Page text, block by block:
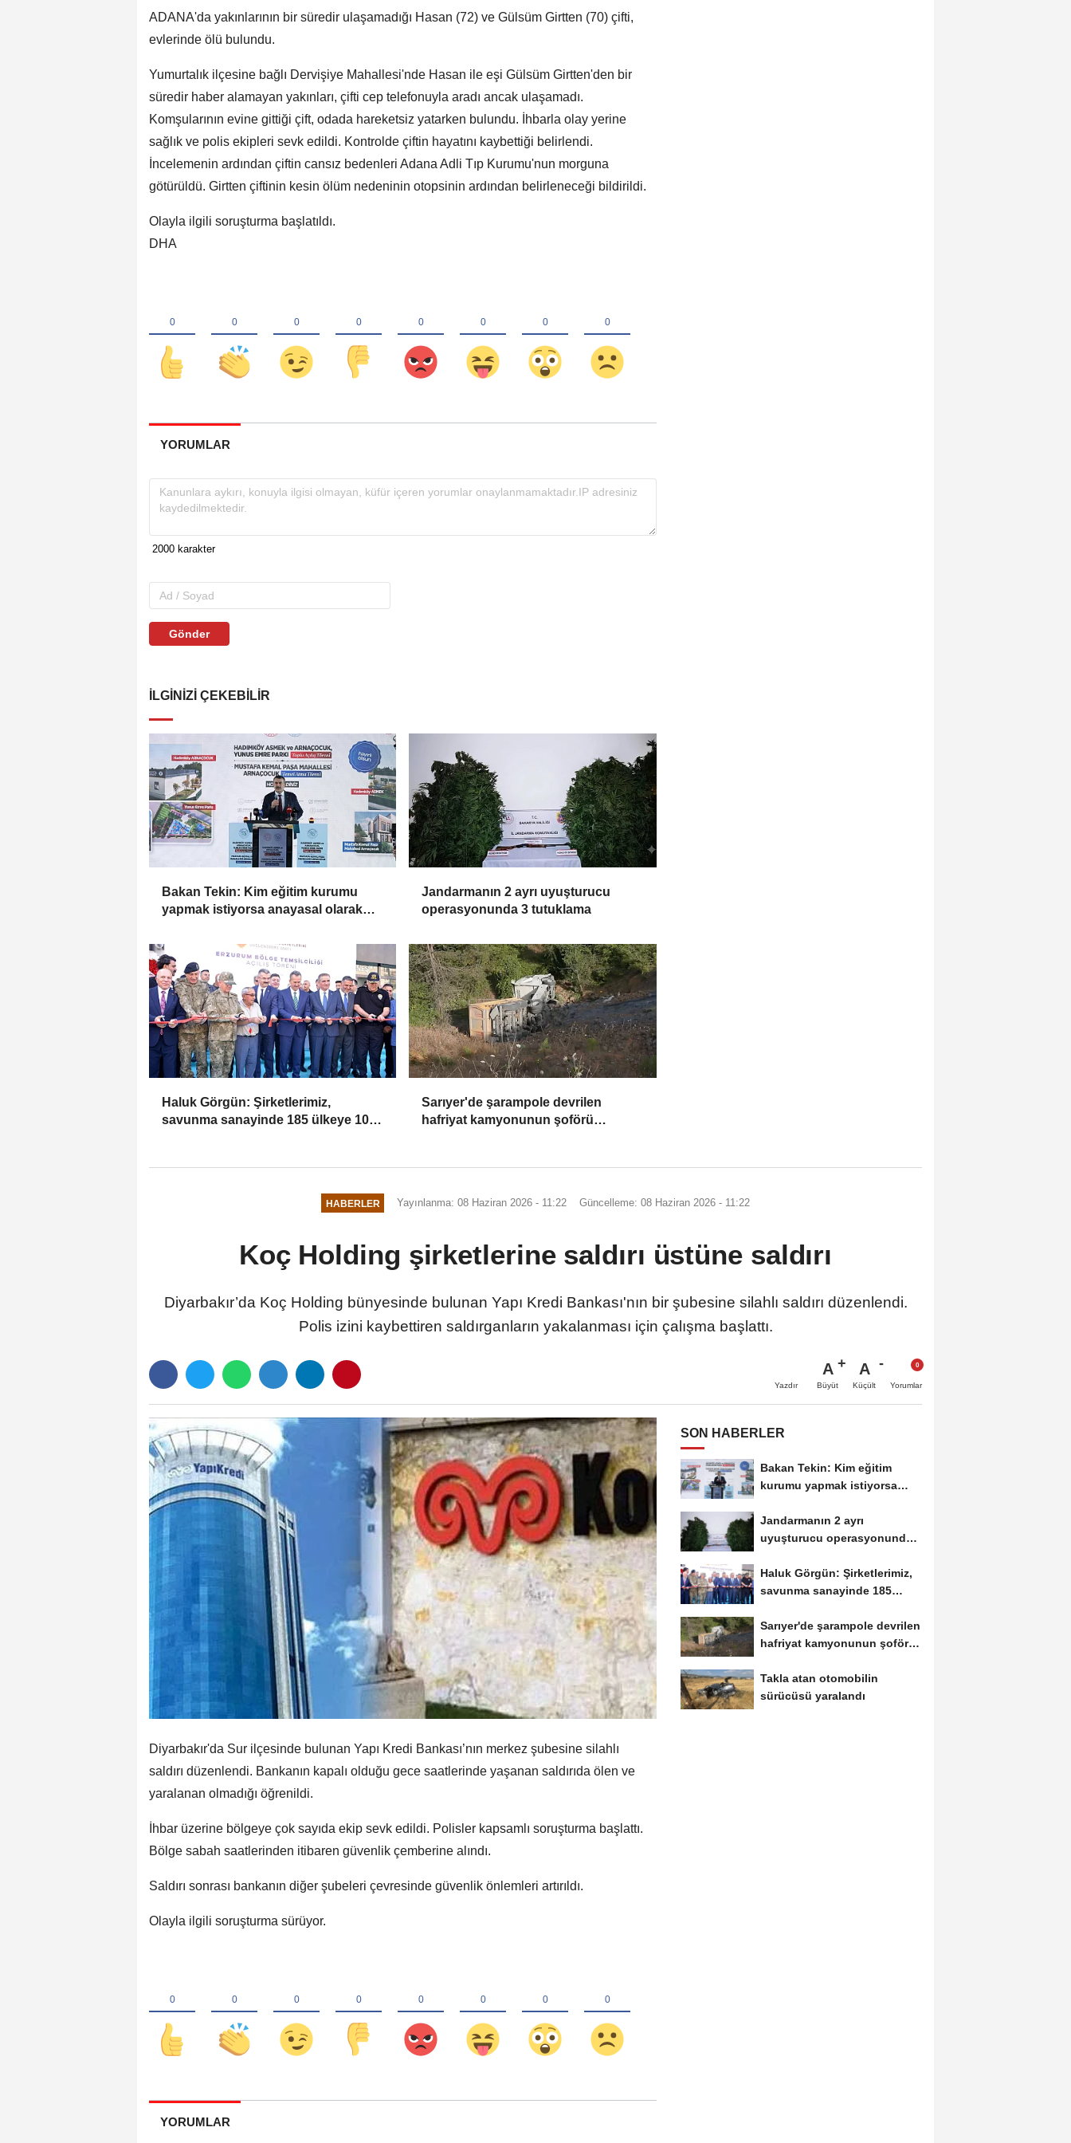
ADANA'da yakınlarının bir süredir ulaşamadığı Hasan (72) ve Gülsüm Girtten (70) çifti,
evlerinde ölü bulundu.
Yumurtalık ilçesine bağlı Dervişiye Mahallesi'nde Hasan ile eşi Gülsüm Girtten'den bir
süredir haber alamayan yakınları, çifti cep telefonuyla aradı ancak ulaşamadı.
Komşularının evine gittiği çift, odada hareketsiz yatarken bulundu. İhbarla olay yerine
sağlık ve polis ekipleri sevk edildi. Kontrolde çiftin hayatını kaybettiği belirlendi.
İncelemenin ardından çiftin cansız bedenleri Adana Adli Tıp Kurumu'nun morguna
götürüldü. Girtten çiftinin kesin ölüm nedeninin otopsinin ardından belirleneceği bildirildi.
Olayla ilgili soruşturma başlatıldı.
DHA
YORUMLAR
Gönder
İLGINIZI ÇEKEBILIR
Bakan Tekin: Kim eğitim kurumu
yapmak istiyorsa anayasal olarak
Jandarmanın 2 ayrı uyuşturucu
operasyonunda 3 tutuklama
Haluk Görgün: Şirketlerimiz,
savunma sanayinde 185 ülkeye 10
Sarıyer'de şarampole devrilen
hafriyat kamyonunun şoförü
HABERLER Yayınlanma: 08 Haziran 2026 - 11:22 Güncelleme: 08 Haziran 2026 - 11:22
Koç Holding şirketlerine saldırı üstüne saldırı
Diyarbakır’da Koç Holding bünyesinde bulunan Yapı Kredi Bankası'nın bir şubesine silahlı saldırı düzenlendi.
Polis izini kaybettiren saldırganların yakalanması için çalışma başlattı.
Yazdır
A
Büyüt
A
Küçült Yorumlar
Diyarbakır'da Sur ilçesinde bulunan Yapı Kredi Bankası’nın merkez şubesine silahlı
saldırı düzenlendi. Bankanın kapalı olduğu gece saatlerinde yaşanan saldırıda ölen ve
yaralanan olmadığı öğrenildi.
İhbar üzerine bölgeye çok sayıda ekip sevk edildi. Polisler kapsamlı soruşturma başlattı.
Bölge sabah saatlerinden itibaren güvenlik çemberine alındı.
Saldırı sonrası bankanın diğer şubeleri çevresinde güvenlik önlemleri artırıldı.
Olayla ilgili soruşturma sürüyor.
YORUMLAR
SON HABERLER
Bakan Tekin: Kim eğitim
kurumu yapmak istiyorsa
Jandarmanın 2 ayrı
uyuşturucu operasyonunda 3
Haluk Görgün: Şirketlerimiz,
savunma sanayinde 185
Sarıyer'de şarampole devrilen
hafriyat kamyonunun şoförü
Takla atan otomobilin
sürücüsü yaralandı